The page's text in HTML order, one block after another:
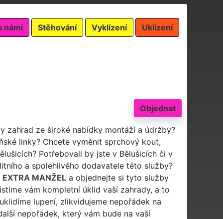
námi Stěhování Vyklízení Uklízení
Objednat
zahrad ze široké nabídky montáží a údržby?
linky? Chcete vyměnit sprchový kout,
Potřebovali by jste v Bělušicích či v
a spolehlivého dodavatele této služby?
EXTRA MANŽELa objednejte si tyto služby
vám kompletní úklid vaší zahrady, a to
lupení, zlikvidujeme nepořádek na
nepořádek, který vám bude na vaší